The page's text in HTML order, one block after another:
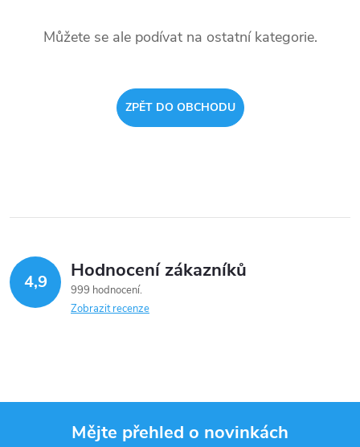
Můžete se ale podívat na ostatní kategorie.
ZPĚT DO OBCHODU
4,9 Hodnocení zákazníků
999 hodnocení
Zobrazit recenze
Mějte přehled o novinkách